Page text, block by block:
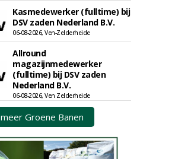
Kasmedewerker (fulltime) bij
DSV zaden Nederland B.V.
06-08-2026, Ven-Zelderheide
Allround
magazijnmedewerker
(fulltime) bij DSV zaden
Nederland B.V.
06-08-2026, Ven Zelderheide
meer Groene Banen